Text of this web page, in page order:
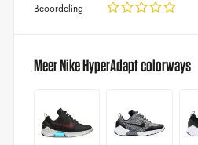
Beoordeling
Meer Nike HyperAdapt colorways